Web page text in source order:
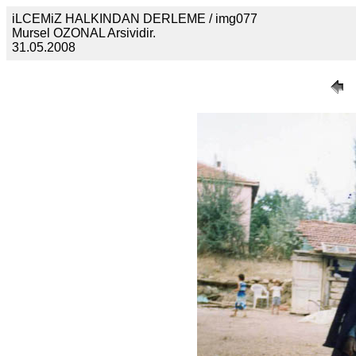
iLCEMiZ HALKINDAN DERLEME / img077
Mursel OZONAL Arsividir.
31.05.2008